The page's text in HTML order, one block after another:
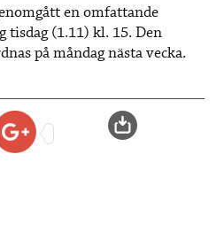
en omfattande
tisdag (1.11) kl. 15. Den
på måndag nästa vecka.